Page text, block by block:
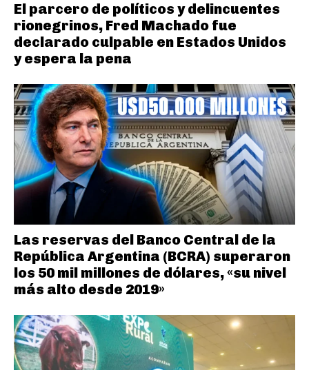
El parcero de políticos y delincuentes
rionegrinos, Fred Machado fue
declarado culpable en Estados Unidos
y espera la pena
Las reservas del Banco Central de la
República Argentina (BCRA) superaron
los 50 mil millones de dólares, «su nivel
más alto desde 2019»